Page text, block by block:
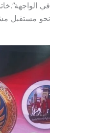
نحو مستقبل